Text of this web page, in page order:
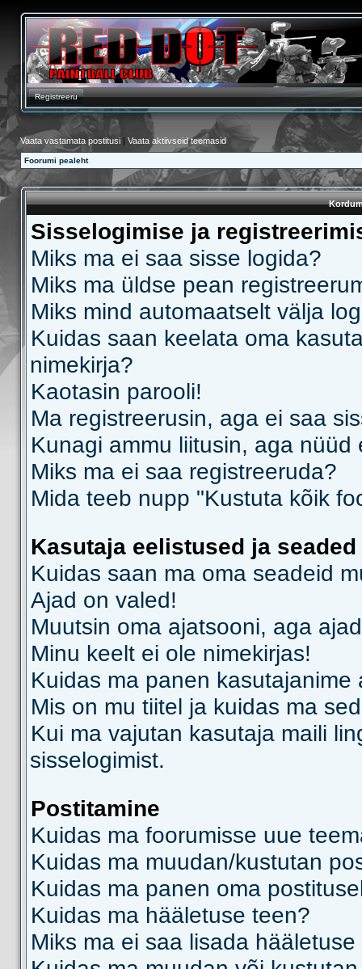
Registreeru
Vaata vastamata postitusi | Vaata aktiivseid teemasid
Foorumi pealeht
Sisselogimise ja
Miks ma ei saa sisse logida?
Miks ma üldse pean
Miks mind automaatselt välja
Kuidas saan keelata oma
nimekirja?
Kaotasin parooli!
Ma registreerusin, aga ei saa
Kunagi ammu liitusin, aga nüüd
Miks ma ei saa registreeruda?
Mida teeb nupp "Kustuta kõik
Kasutaja eelistused ja seaded
Kuidas saan ma oma seadeid
Ajad on valed!
Muutsin oma ajatsooni, aga
Minu keelt ei ole nimekirjas!
Kuidas ma panen kasutajanime
Mis on mu tiitel ja kuidas ma
Kui ma vajutan kasutaja maili
sisselogimist.
Postitamine
Kuidas ma foorumisse uue
Kuidas ma muudan/kustutan
Kuidas ma panen oma
Kuidas ma hääletuse teen?
Miks ma ei saa lisada